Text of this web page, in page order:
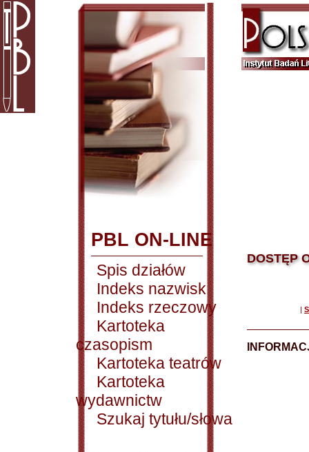
PBL ON-LINE
Spis działów
Indeks nazwisk
Indeks rzeczowy
Kartoteka
czasopism
Kartoteka teatrów
Kartoteka
wydawnictw
Szukaj tytułu/słowa
DOSTĘP
|